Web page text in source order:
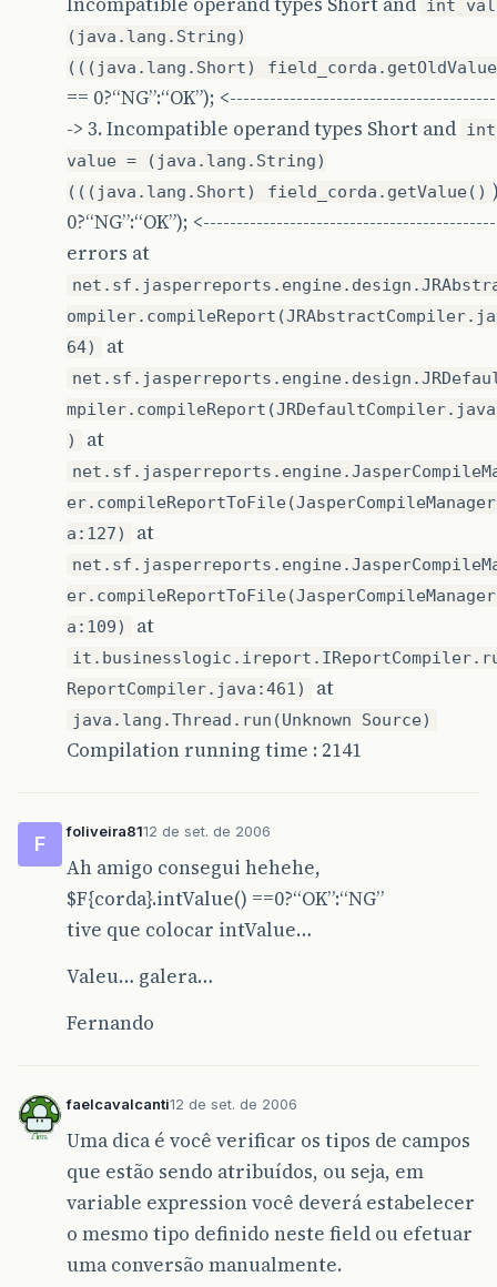
int
(java.lang.String)
(((java.lang.Short)
== 0?“NG”:“OK”);
-> 3. Incompatible operand types Short and int
value = (java.lang.String)
(((java.lang.Short)
field_corda.getValue()
0?“NG”:“OK”);
errors at
64)
at
)
at
a:127)
at
a:109)
at
ReportCompiler.java:461)
at
java.lang.Thread.run(Unknown Source)
Compilation running time : 2141
F
foliveira8112 de set. de 2006
Ah amigo consegui hehehe,
$F{corda}.intValue() ==0?“OK”:“NG”
tive que colocar intValue…
Valeu… galera…
Fernando
faelcavalcanti12 de set. de 2006
Uma dica é você verificar os tipos de campos
que estão sendo atribuídos, ou seja, em
variable expression você deverá estabelecer
o mesmo tipo definido neste field ou efetuar
uma conversão manualmente.